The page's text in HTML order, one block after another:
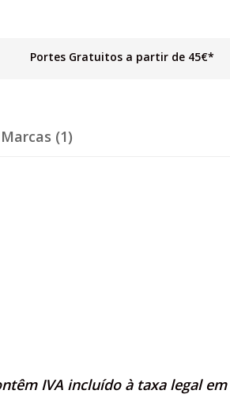
Portes Gratuitos a partir de 45€*
Marcas (1)
IVA incluído à taxa legal